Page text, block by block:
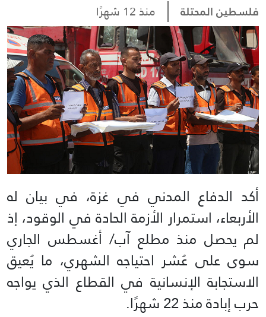
فلسطين المحتلة منذ 12 شهرًا
أكد الدفاع المدني في غزة، في بيان له
الأربعاء، استمرار الأزمة الحادة في الوقود، إذ
لم يحصل منذ مطلع آب/ أغسطس الجاري
سوى على عُشر احتياجه الشهري، ما يُعيق
الاستجابة الإنسانية في القطاع الذي يواجه
حرب إبادة منذ 22 شهرًا.